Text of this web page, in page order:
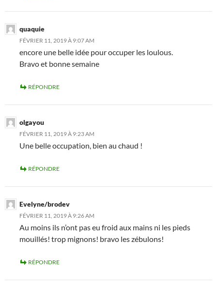
quaquie
FÉVRIER 11, 2019 À 9:07 AM
encore une belle idée pour occuper les loulous.
Bravo et bonne semaine
RÉPONDRE
olgayou
FÉVRIER 11, 2019 À 9:23 AM
Une belle occupation, bien au chaud !
RÉPONDRE
Evelyne/brodev
FÉVRIER 11, 2019 À 9:26 AM
Au moins ils n’ont pas eu froid aux mains ni les pieds
mouillés! trop mignons! bravo les zébulons!
RÉPONDRE